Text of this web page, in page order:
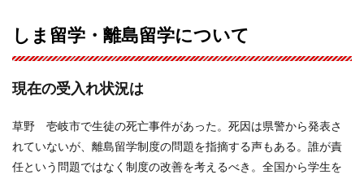
しま留学・離島留学について
現在の受入れ状況は
草野 壱岐市で生徒の死亡事件があった。死因は県警から発表さ
れていないが、離島留学制度の問題を指摘する声もある。誰が責
任という問題ではなく制度の改善を考えるべき。全国から学生を